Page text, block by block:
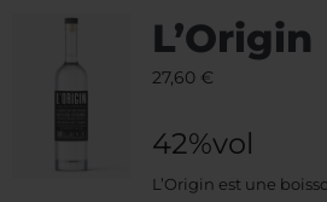
L’Origin
27,60 €
42%vol
L’Origin est une